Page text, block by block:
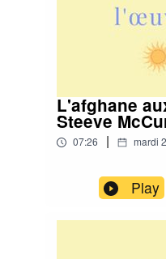
L'afghane
Steeve
07:26 | mardi
Play